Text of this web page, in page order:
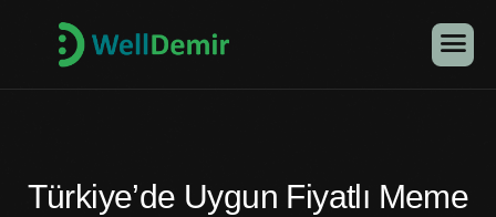
Türkiye’de Uygun Fiyatlı Meme